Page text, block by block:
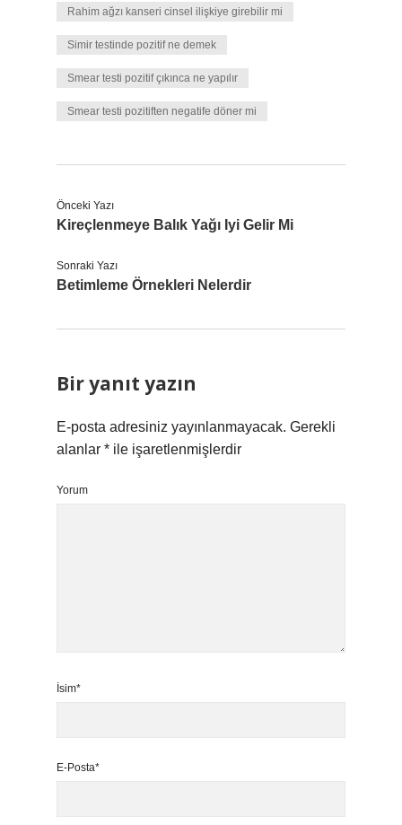
Rahim ağzı kanseri cinsel ilişkiye girebilir mi
Simir testinde pozitif ne demek
Smear testi pozitif çıkınca ne yapılır
Smear testi pozitiften negatife döner mi
Önceki Yazı
Kireçlenmeye Balık Yağı Iyi Gelir Mi
Sonraki Yazı
Betimleme Örnekleri Nelerdir
Bir yanıt yazın
E-posta adresiniz yayınlanmayacak. Gerekli
alanlar * ile işaretlenmişlerdir
Yorum
İsim*
E-Posta*